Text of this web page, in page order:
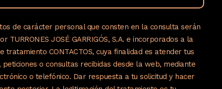
de carácter personal que consten en la consulta serán
TURRONES JOSÉ GARRIGÓS, S.A. e incorporados a la
tratamiento CONTACTOS, cuya finalidad es atender tus
peticiones o consultas recibidas desde la web, mediante
o telefónico. Dar respuesta a tu solicitud y hacer